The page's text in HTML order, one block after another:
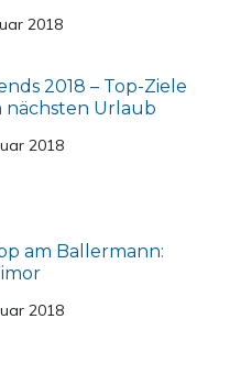
2018
2018 – Top-Ziele
nächsten Urlaub
2018
am Ballermann:
2018